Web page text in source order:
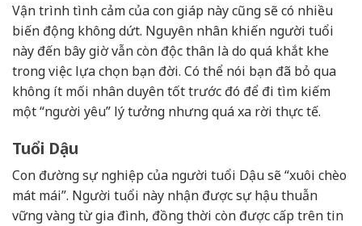
Vận trình tình cảm của con giáp này cũng sẽ có nhiều
biến động không dứt. Nguyên nhân khiến người tuổi
này đến bây giờ vẫn còn độc thân là do quá khắt khe
trong việc lựa chọn bạn đời. Có thể nói bạn đã bỏ qua
không ít mối nhân duyên tốt trước đó để đi tìm kiếm
một “người yêu” lý tưởng nhưng quá xa rời thực tế.
Tuổi Dậu
Con đường sự nghiệp của người tuổi Dậu sẽ “xuôi chèo
mát mái”. Người tuổi này nhận được sự hậu thuẫn
vững vàng từ gia đình, đồng thời còn được cấp trên tin